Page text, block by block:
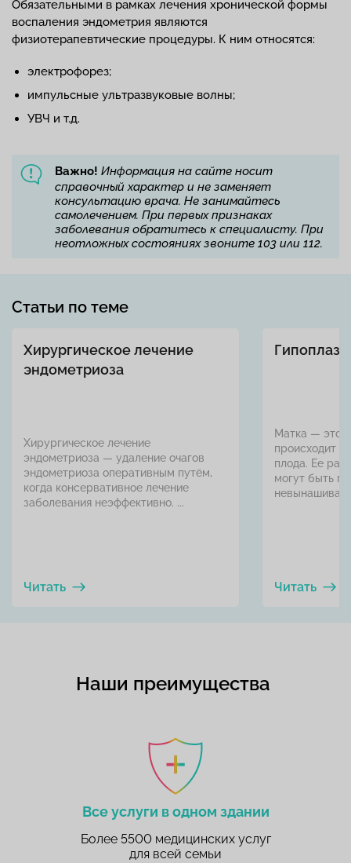
Обязательными в рамках лечения хронической формы
воспаления эндометрия являются
физиотерапевтические процедуры. К ним относятся:
электрофорез;
импульсные ультразвуковые волны;
УВЧ и т.д.
Важно! Информация на сайте носит
справочный характер и не заменяет
консультацию врача. Не занимайтесь
самолечением. При первых признаках
заболевания обратитесь к специалисту. При
неотложных состояниях звоните 103 или 112.
Статьи по теме
Хирургическое лечение
эндометриоза
Хирургическое лечение
эндометриоза — удаление очагов
эндометриоза оперативным путём,
когда консервативное лечение
заболевания неэффективно. ...
Читать
Матка — это
происходит
плода. Ее
могут быть
Читать
Наши преимущества
Все услуги в одном здании
Более 5500 медицинских услуг
для всей семьи